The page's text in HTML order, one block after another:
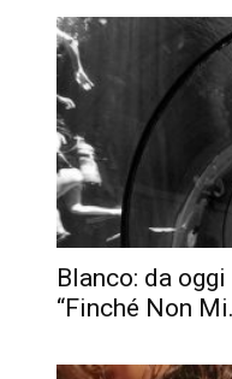
Blanco: da
“Finché Non